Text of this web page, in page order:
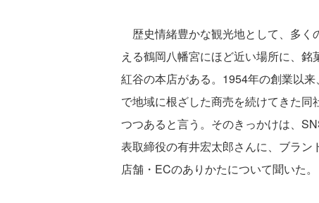
歴史情緒豊かな観光地として、多く
える鶴岡八幡宮にほど近い場所に、
紅谷の本店がある。1954年の創業以
で地域に根ざした商売を続けてきた
つつあると言う。そのきっかけは、
表取締役の有井宏太郎さんに、ブラ
店舗・ECのありかたについて聞いた。